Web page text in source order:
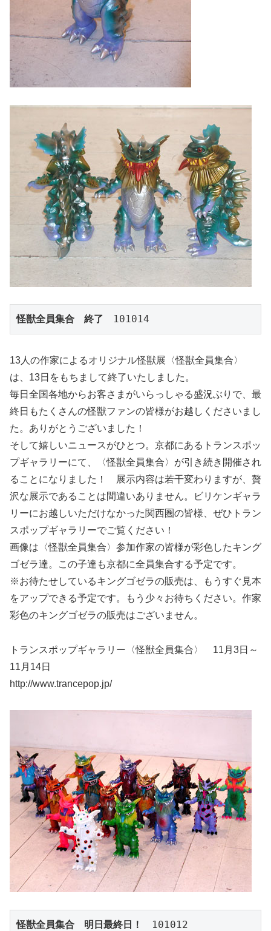
怪獣全員集合　終了 101014
13人の作家によるオリジナル怪獣展〈怪獣全員集合〉
は、13日をもちまして終了いたしました。
毎日全国各地からお客さまがいらっしゃる盛況ぶりで、最
終日もたくさんの怪獣ファンの皆様がお越しくださいまし
た。ありがとうございました！
そして嬉しいニュースがひとつ。京都にあるトランスポッ
プギャラリーにて、〈怪獣全員集合〉が引き続き開催され
ることになりました！ 展示内容は若干変わりますが、贅
沢な展示であることは間違いありません。ビリケンギャラ
リーにお越しいただけなかった関西圏の皆様、ぜひトラン
スポップギャラリーでご覧ください！
画像は〈怪獣全員集合〉参加作家の皆様が彩色したキング
ゴゼラ達。この子達も京都に全員集合する予定です。
※お待たせしているキングゴゼラの販売は、もうすぐ見本
をアップできる予定です。もう少々お待ちください。作家
彩色のキングゴゼラの販売はございません。
トランスポップギャラリー〈怪獣全員集合〉 11月3日～
11月14日
http://www.trancepop.jp/
怪獣全員集合　明日最終日！ 101012